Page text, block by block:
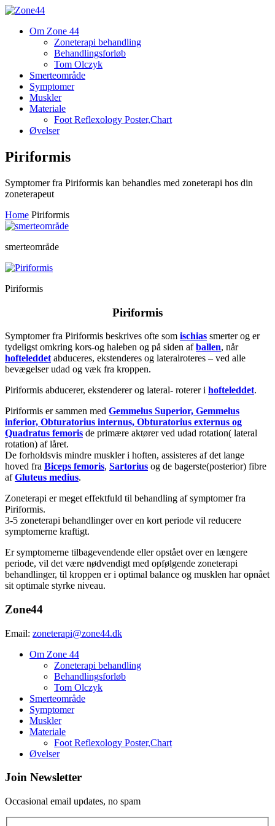
Om Zone 44
Zoneterapi behandling
Behandlingsforløb
Tom Olczyk
Smerteområde
Symptomer
Muskler
Materiale
Foot Reflexology Poster,Chart
Øvelser
Piriformis
Symptomer fra Piriformis kan behandles med zoneterapi hos din
zoneterapeut
Home Piriformis
smerteområde
Piriformis
Piriformis
Symptomer fra Piriformis beskrives ofte som ischias smerter og er
tydeligst omkring kors-og haleben og på siden afballen, når
hofteleddet abduceres, ekstenderes og lateralroteres – ved alle
bevægelser udad og væk fra kroppen.
Piriformis abducerer, ekstenderer og lateral- roterer i hofteleddet.
Piriformis er sammen med Gemmelus Superior, Gemmelus
inferior, Obturatorius internus, Obturatorius externus og
Quadratus femoris de primære aktører ved udad rotation( lateral
rotation) af låret.
De forholdsvis mindre muskler i hoften, assisteres af det lange
hoved fra Biceps femoris, Sartorius og de bagerste(posterior) fibre
afGluteus medius.
Zoneterapi er meget effektfuld til behandling af symptomer fra
Piriformis.
3-5 zoneterapi behandlinger over en kort periode vil reducere
symptomerne kraftigt.
Er symptomerne tilbagevendende eller opstået over en længere
periode, vil det være nødvendigt med opfølgende zoneterapi
behandlinger, til kroppen er i optimal balance og musklen har opnået
sit optimale styrke niveau.
Zone44
Email: zoneterapi@zone44.dk
Om Zone 44
Zoneterapi behandling
Behandlingsforløb
Tom Olczyk
Smerteområde
Symptomer
Muskler
Materiale
Foot Reflexology Poster,Chart
Øvelser
Join Newsletter
Occasional email updates, no spam